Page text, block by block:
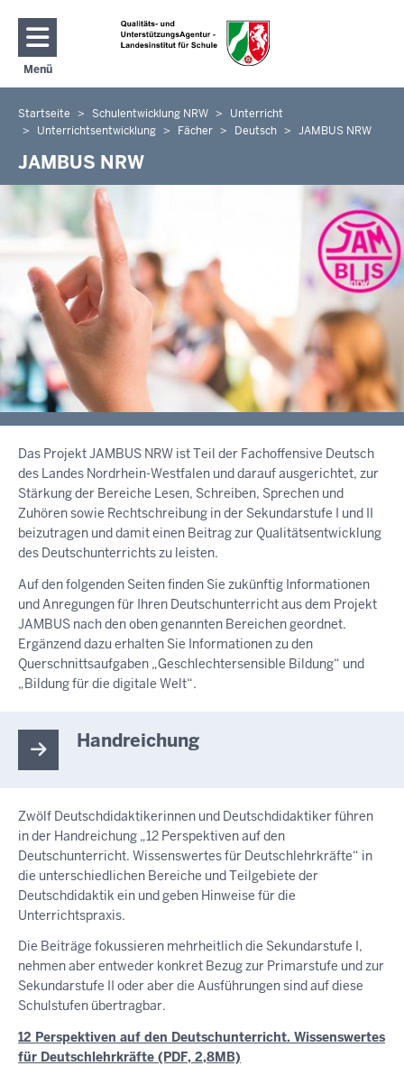
Direkt zum Inhalt
Menü
Navigation aktivieren/deaktivieren: Hauptmenü
Sie
befinden
sich
hier
Startseite Schulentwicklung NRW
Unterricht
Unterrichtsentwicklung
Fächer Deutsch JAMBUS NRW
JAMBUS NRW
Das Projekt JAMBUS NRW ist Teil der Fachoffensive Deutsch
des Landes Nordrhein-Westfalen und darauf ausgerichtet, zur
Stärkung der Bereiche Lesen, Schreiben, Sprechen und
Zuhören sowie Rechtschreibung in der Sekundarstufe I und II
beizutragen und damit einen Beitrag zur Qualitätsentwicklung
des Deutschunterrichts zu leisten.
Auf den folgenden Seiten finden Sie zukünftig Informationen
und Anregungen für Ihren Deutschunterricht aus dem Projekt
JAMBUS nach den oben genannten Bereichen geordnet.
Ergänzend dazu erhalten Sie Informationen zu den
Querschnittsaufgaben „Geschlechtersensible Bildung“ und
„Bildung für die digitale Welt“.
Handreichung
Zwölf Deutschdidaktikerinnen und Deutschdidaktiker führen
in der Handreichung „12 Perspektiven auf den
Deutschunterricht. Wissenswertes für Deutschlehrkräfte“ in
die unterschiedlichen Bereiche und Teilgebiete der
Deutschdidaktik ein und geben Hinweise für die
Unterrichtspraxis.
Die Beiträge fokussieren mehrheitlich die Sekundarstufe I,
nehmen aber entweder konkret Bezug zur Primarstufe und zur
Sekundarstufe II oder aber die Ausführungen sind auf diese
Schulstufen übertragbar.
12 Perspektiven auf den Deutschunterricht. Wissenswertes
für Deutschlehrkräfte (PDF, 2,8MB)